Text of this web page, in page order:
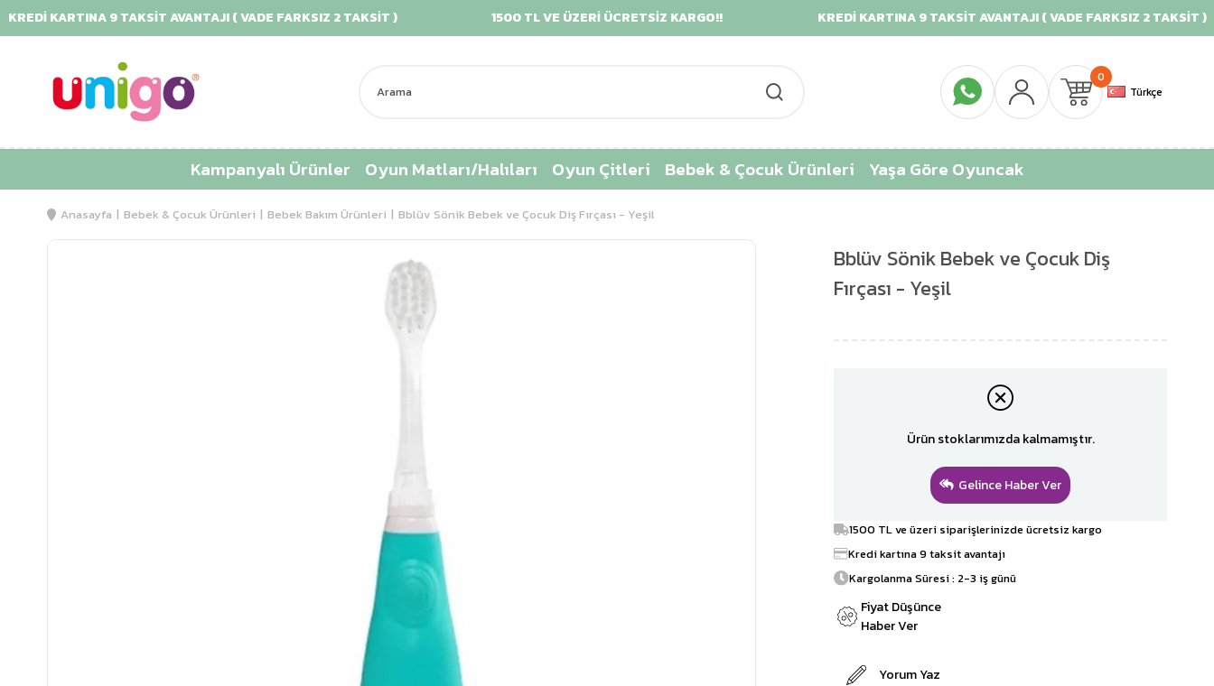
KARTINA 9 TAKSİT AVANTAJI ( VADE FARKSIZ 2 TAKSİT ) 1500 TL VE ÜZERİ ÜCRETSİZ KARGO!! KREDİ KARTINA 9 TAKSİT AVANTAJI ( VADE FARKSIZ 2 TAKSİT )
0
Türkçe
Kampanyalı Ürünler Oyun Matları/Halıları Oyun Çitleri Bebek & Çocuk Ürünleri Yaşa Göre Oyuncak
Anasayfa Bebek & Çocuk Ürünleri Bebek Bakım Ürünleri Bblüv Sönik Bebek ve Çocuk Diş Fırçası - Yeşil
Bblüv Sönik Bebek ve Çocuk Diş
Fırçası - Yeşil
Ürün stoklarımızda kalmamıştır.
Gelince Haber Ver
1500 TL ve üzeri siparişlerinizde ücretsiz kargo
Kredi kartına 9 taksit avantajı
Kargolanma Süresi : 2-3 iş günü
Fiyat Düşünce
Haber Ver
Yorum Yaz